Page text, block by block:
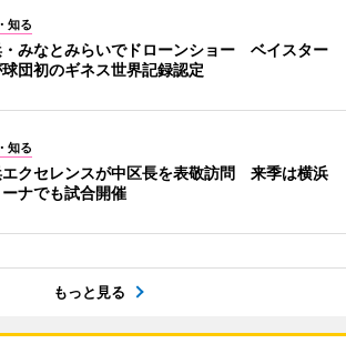
知る
みなとみらいでドローンショー ベイスター
球団初のギネス世界記録認定
知る
クセレンスが中区長を表敬訪問 来季は横浜
ナでも試合開催
もっと見る